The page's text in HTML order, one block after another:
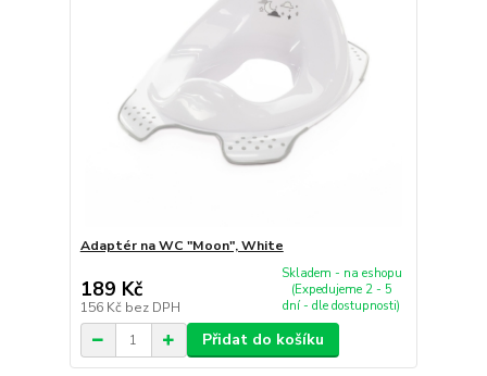
Adaptér na WC "Moon", White
189 Kč
156 Kč bez DPH
Skladem - na eshopu
(Expedujeme 2 - 5
dní - dle dostupnosti)
Přidat do košíku